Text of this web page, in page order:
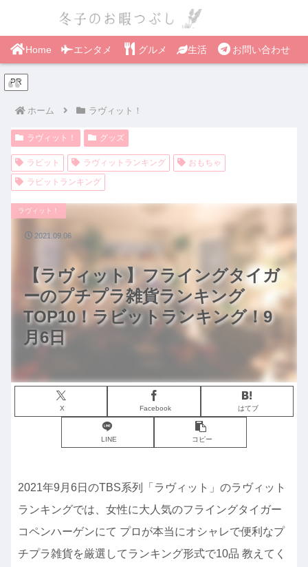
Home エンタメ グルメ 生活 お問い合わせ
PR
ホーム ラヴィット！
ラヴィット！ グッズ
ラビット ラヴィットランキング
おもちゃ
ラビットランキング
【ラヴィット】フライングタイガ
ーのプチプラ雑貨ランキング
TOP10！ラビットランキング！9
月6日
ラヴィット！
X Facebook はてブ
LINE コピー
2021.09.06
2021年9月6日のTBS系列「ラヴィット」のラヴィット
ランキングでは、女性に大人気のフライングタイガー
コペンハーゲンにて プロが本当にオシャレで便利なプ
チプラ雑貨を厳選してランキング形式で10品 教えてく